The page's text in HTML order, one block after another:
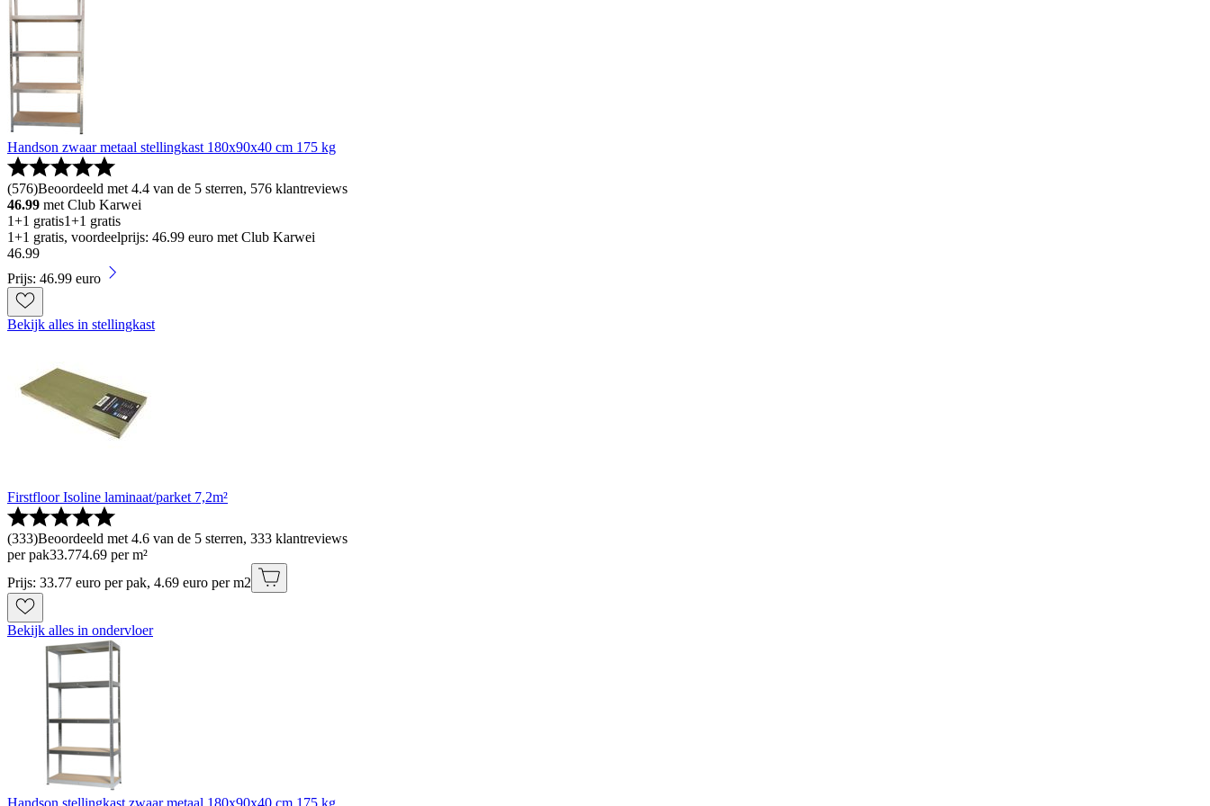
Handson zwaar metaal stellingkast 180x90x40 cm 175 kg
(576)Beoordeeld met 4.4 van de 5 sterren, 576 klantreviews
46.99 met Club Karwei
1+1 gratis1+1 gratis
1+1 gratis, voordeelprijs: 46.99 euro met Club Karwei
46.99
Prijs: 46.99 euro
Bekijk alles in stellingkast
Firstfloor Isoline laminaat/parket 7,2m²
(333)Beoordeeld met 4.6 van de 5 sterren, 333 klantreviews
per pak33.774.69 per m²
Prijs: 33.77 euro per pak, 4.69 euro per m2
Bekijk alles in ondervloer